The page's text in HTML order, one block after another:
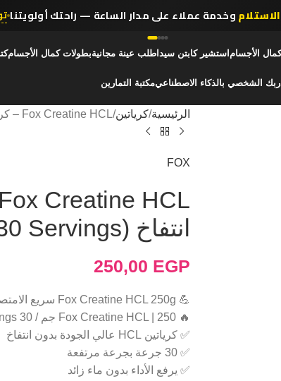
الأجساماستشير كابتن سيداطلب عينة مجانيةبطولات كمال الأجسام
الشخصي بالذكاء الاصطناعيمكتبة التمارين
الرئيسية كرياتين Fox Creatine HCL – كرياتين HCL بدون انتفاخ (250g / 30 Servings)
FOX
انتفاخ (250g / 30 Servings)
250,00 EGP
💪 Fox Creatine HCL 250g سريع الامتصاص بدون انتفاخ
🔥 Fox Creatine HCL | 250 جم / 30 Servings
✅ كرياتين HCL عالي الجودة بدون انتفاخ
✅ 30 جرعة بجرعة مرتفعة
✅ يرفع الأداء بدون ماء زائد
وخدمة عملاء على مدار الساعة — راحتك أولويتنا